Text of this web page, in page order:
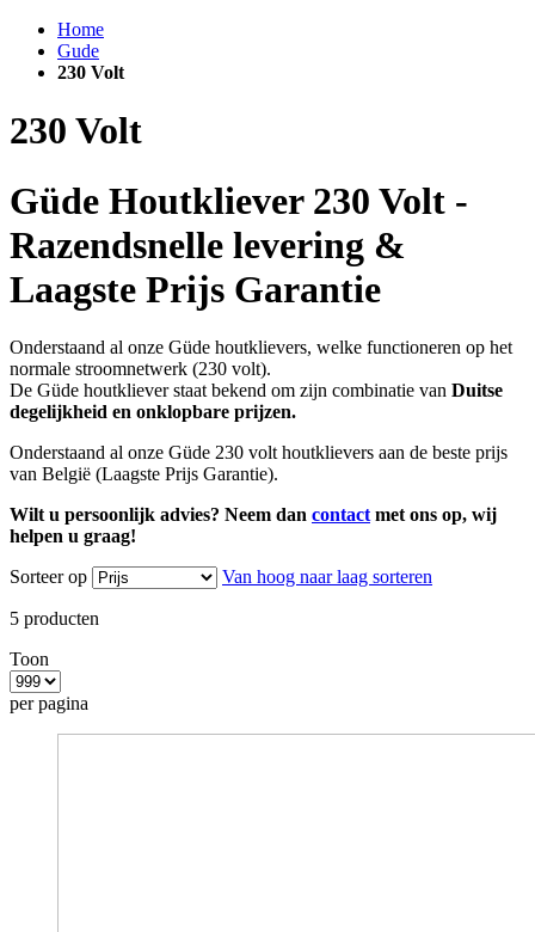
Home
Gude
230 Volt
230 Volt
Güde Houtkliever 230 Volt -
Razendsnelle levering &
Laagste Prijs Garantie
Onderstaand al onze Güde houtklievers, welke functioneren op het
normale stroomnetwerk (230 volt).
De Güde houtkliever staat bekend om zijn combinatie van Duitse
degelijkheid en onklopbare prijzen.
Onderstaand al onze Güde 230 volt houtklievers aan de beste prijs
van België (Laagste Prijs Garantie).
Wilt u persoonlijk advies? Neem dan contact met ons op, wij
helpen u graag!
Sorteer op
Van hoog naar laag sorteren
5 producten
Toon
per pagina